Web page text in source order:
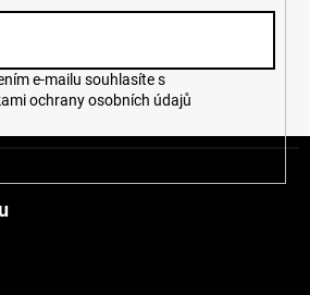
ochrany osobních údajů